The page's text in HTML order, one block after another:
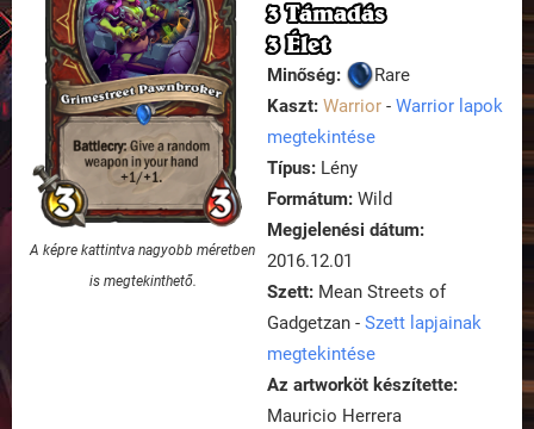
A képre kattintva nagyobb méretben
is megtekinthető.
3 Támadás
3 Élet
Minőség:
Rare
Kaszt: Warrior - Warrior lapok
megtekintése
Típus: Lény
Formátum: Wild
Megjelenési dátum:
2016.12.01
Szett: Mean Streets of
Gadgetzan - Szett lapjainak
megtekintése
Az artworköt készítette:
Mauricio Herrera